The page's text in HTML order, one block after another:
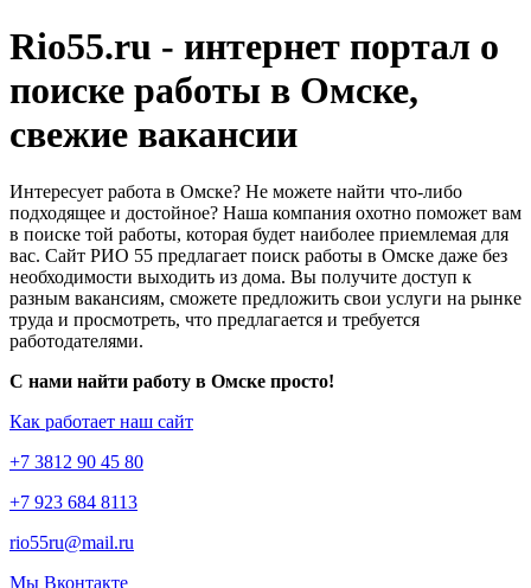
Rio55.ru - интернет портал о
поиске работы в Омске,
свежие вакансии
Интересует работа в Омске? Не можете найти что-либо
подходящее и достойное? Наша компания охотно поможет вам
в поиске той работы, которая будет наиболее приемлемая для
вас. Сайт РИО 55 предлагает поиск работы в Омске даже без
необходимости выходить из дома. Вы получите доступ к
разным вакансиям, сможете предложить свои услуги на рынке
труда и просмотреть, что предлагается и требуется
работодателями.
С нами найти работу в Омске просто!
Как работает наш сайт
+7 3812 90 45 80
+7 923 684 8113
rio55ru@mail.ru
Мы Вконтакте